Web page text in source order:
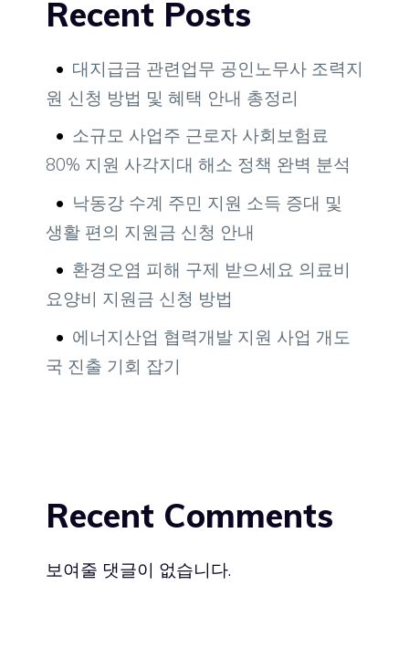
Recent Posts
대지급금 관련업무 공인노무사 조력지
원 신청 방법 및 혜택 안내 총정리
소규모 사업주 근로자 사회보험료
80% 지원 사각지대 해소 정책 완벽 분석
낙동강 수계 주민 지원 소득 증대 및
생활 편의 지원금 신청 안내
환경오염 피해 구제 받으세요 의료비
요양비 지원금 신청 방법
에너지산업 협력개발 지원 사업 개도
국 진출 기회 잡기
Recent Comments
보여줄 댓글이 없습니다.